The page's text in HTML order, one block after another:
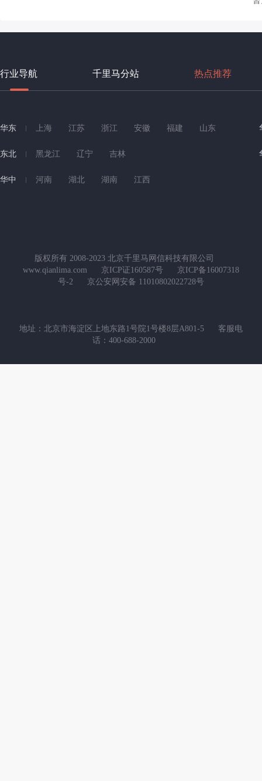
行业导航 千里马分站 热点推荐
华东 上海 江苏 浙江 安徽 福建 山东
东北 黑龙江 辽宁 吉林
华中 河南 湖北 湖南 江西
版权所有 2008-2023 北京千里马网信科技有限公司
www.qianlima.com
京ICP证160587号
京ICP备16007318
号-2
京公安网安备 11010802022728号
地址：北京市海淀区上地东路1号院1号楼8层A801-5
客服电
话：400-688-2000